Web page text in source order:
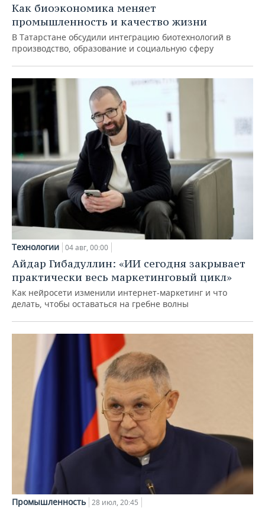
Как биоэкономика меняет
промышленность и качество жизни
В Татарстане обсудили интеграцию биотехнологий в
производство, образование и социальную сферу
Технологии 04 авг, 00:00
Айдар Гибадуллин: «ИИ сегодня закрывает
практически весь маркетинговый цикл»
Как нейросети изменили интернет-маркетинг и что
делать, чтобы оставаться на гребне волны
Промышленность 28 июл, 20:45